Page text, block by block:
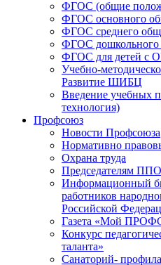
ФГОС (общие
ФГОС основного
ФГОС среднего
ФГОС дошкольного
ФГОС для детей с
Учебно-
Развитие ШИБЦ
Введение учебных
технология)
Профсоюз
Новости Профсоюза
Нормативно
Охрана труда
Председателям ППО
Информационный
работников
Российской
Газета «Мой
Конкурс
таланта»
Санаторий-